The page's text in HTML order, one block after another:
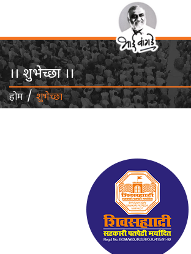
।। शुभेच्छा ।।
होम / शुभेच्छा